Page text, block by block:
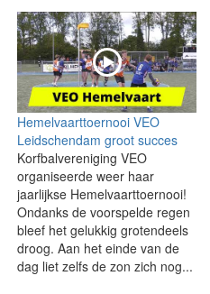
Hemelvaarttoernooi VEO
Leidschendam groot succes
Korfbalvereniging VEO
organiseerde weer haar
jaarlijkse Hemelvaarttoernooi!
Ondanks de voorspelde regen
bleef het gelukkig grotendeels
droog. Aan het einde van de
dag liet zelfs de zon zich nog...